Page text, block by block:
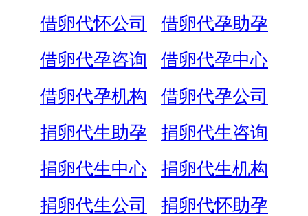
借卵代怀公司
借卵代孕助孕
借卵代孕咨询
借卵代孕中心
借卵代孕机构
借卵代孕公司
捐卵代生助孕
捐卵代生咨询
捐卵代生中心
捐卵代生机构
捐卵代生公司
捐卵代怀助孕